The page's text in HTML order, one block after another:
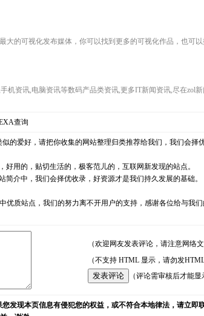
大的可视化发布媒体，你可以找到更多的可视化作品，也可
资讯,电脑资讯等数码产品类资讯,更多IT新闻资讯,尽在zol新
查询
的爱好，请把你收集的网站整理归类推荐给我们，我们会择
用的，贴切生活的，极客范儿的，互联网新发现的站点。
介中，我们会择优收录，好资源才是我们持久发展的基础。
优质站点，我们的努力离不开用户的支持，感谢各位给与我
（欢迎网友发表评论，请注意网络文
（不支持 HTML 显示，请勿发HTML
（评论需审核后才能显
发现本页信息有侵犯您的权益，或不符合本地律法，请立即